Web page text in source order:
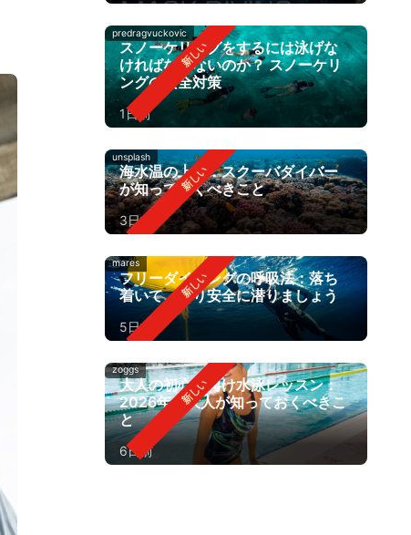
predragvuckovic
スノーケリングをするには泳げな
ければならないのか？ スノーケリ
ングの安全対策
1日前
unsplash
海水温の上昇：スクーバダイバー
が知っておくべきこと
3日前
mares
フリーダイビングの呼吸法：落ち
着いて、より安全に潜りましょう
5日前
zoggs
大人の初心者向け水泳レッスン：
2026年に大人が知っておくべきこ
と
6日前